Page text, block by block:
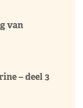
van
– deel 3